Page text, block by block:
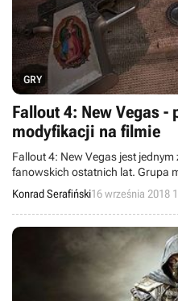
GRY
Fallout 4: New Vegas -
modyfikacji na filmie
Fallout 4: New Vegas jest
fanowskich ostatnich lat. Grupa
odtworzyć Fallouta: New Vegas
się zapis rozgrywki
i... wygląda to dobrze.
Konrad Serafiński16 września 2018